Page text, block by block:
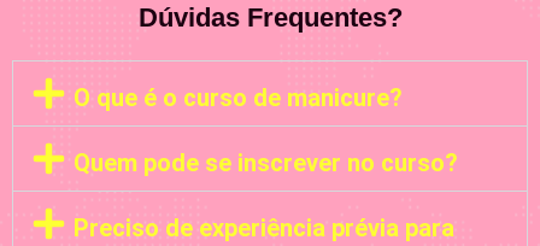
Dúvidas Frequentes?
O que é o curso de manicure?
Quem pode se inscrever no curso?
Preciso de experiência prévia para